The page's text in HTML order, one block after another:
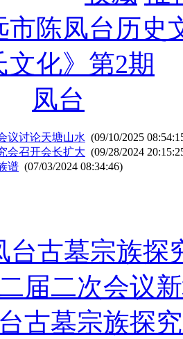
市陈凤台历史
文化》第2期
凤台
议讨论天塘山水 (09/10/2025
会召开会长扩大 (09/28/2024
谱 (07/03/2024 08:34:46)
台古墓宗族
届二次会议
台古墓宗族探